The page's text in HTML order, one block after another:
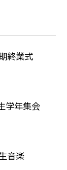
期終業式
学年集会
生音楽